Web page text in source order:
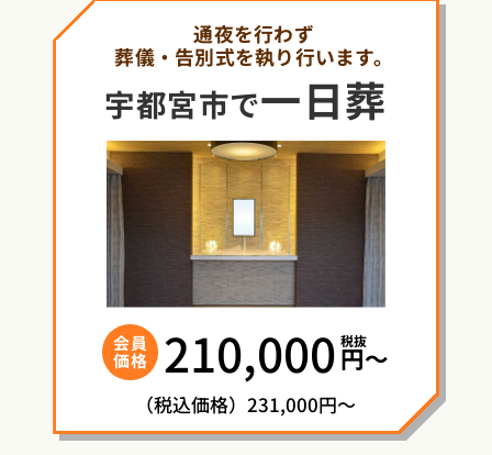
通夜を行わず
葬儀・告別式を執り行います。
宇都宮市で一日葬
会員
価格 210,000 税抜
円〜
（税込価格）231,000円～